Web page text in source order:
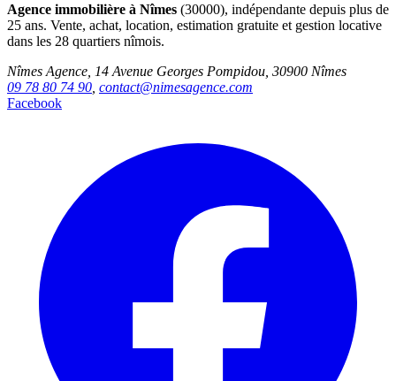
Agence immobilière à Nîmes (30000), indépendante depuis plus de
25 ans. Vente, achat, location, estimation gratuite et gestion locative
dans les 28 quartiers nîmois.
Nîmes Agence, 14 Avenue Georges Pompidou, 30900 Nîmes
09 78 80 74 90 contact@nimesagence.com
Facebook